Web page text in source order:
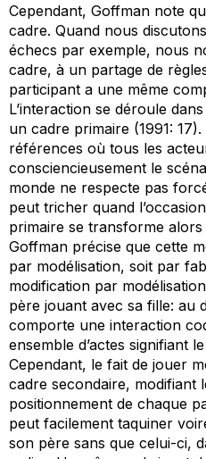
Cependant, Goffman note
cadre. Quand nous
échecs par exemple, nous
cadre, à un partage de
participant a une même
L’interaction se déroule
un cadre primaire (1991: 17).
références où tous les
consciencieusement le
monde ne respecte pas
peut tricher quand
primaire se transforme
Goffman précise que cette
par modélisation, soit par
modification par
père jouant avec sa fille: au
comporte une interaction
ensemble d’actes signifiant
Cependant, le fait de jouer
cadre secondaire, modifiant
positionnement de chaque
peut facilement taquiner
son père sans que celui-ci,